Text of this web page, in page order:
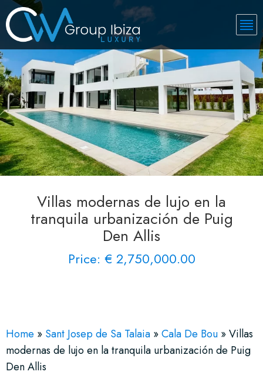
Villas modernas de lujo en la
tranquila urbanización de Puig
Den Allis
Price: € 2,750,000.00
Home » Sant Josep de Sa Talaia »Cala De Bou »Villas
modernas de lujo en la tranquila urbanización de Puig
Den Allis